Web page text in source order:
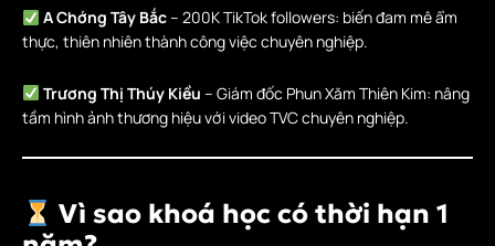
A Chớng Tây Bắc– 200K TikTok followers: biến đam mê ẩm
thực, thiên nhiên thành công việc chuyên nghiệp.
Trương Thị Thúy Kiều – Giám đốc Phun Xăm Thiên Kim: nâng
tầm hình ảnh thương hiệu với video TVC chuyên nghiệp.
Vì sao khoá học có thời hạn 1